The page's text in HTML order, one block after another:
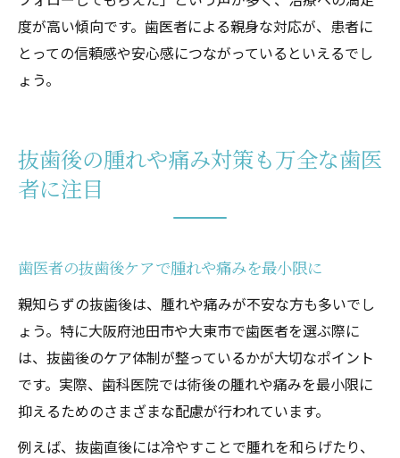
度が高い傾向です。歯医者による親身な対応が、患者に
とっての信頼感や安心感につながっているといえるでし
ょう。
抜歯後の腫れや痛み対策も万全な歯医
者に注目
歯医者の抜歯後ケアで腫れや痛みを最小限に
親知らずの抜歯後は、腫れや痛みが不安な方も多いでし
ょう。特に大阪府池田市や大東市で歯医者を選ぶ際に
は、抜歯後のケア体制が整っているかが大切なポイント
です。実際、歯科医院では術後の腫れや痛みを最小限に
抑えるためのさまざまな配慮が行われています。
例えば、抜歯直後には冷やすことで腫れを和らげたり、